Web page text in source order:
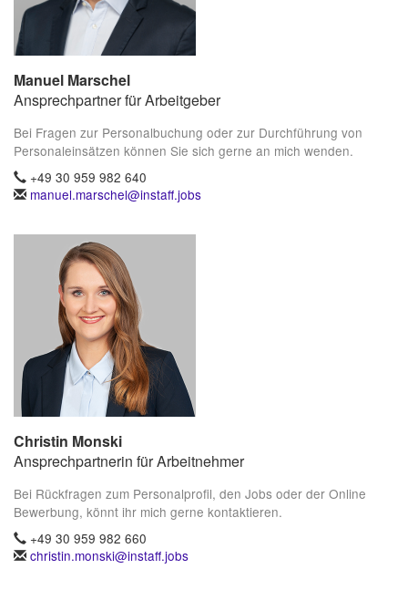
Manuel Marschel
Ansprechpartner für Arbeitgeber
Bei Fragen zur Personalbuchung oder zur Durchführung von
Personaleinsätzen können Sie sich gerne an mich wenden.
+49 30 959 982 640
manuel.marschel@instaff.jobs
Christin Monski
Ansprechpartnerin für Arbeitnehmer
Bei Rückfragen zum Personalprofil, den Jobs oder der Online
Bewerbung, könnt ihr mich gerne kontaktieren.
+49 30 959 982 660
christin.monski@instaff.jobs